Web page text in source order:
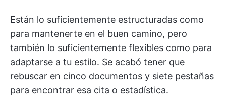
Están lo suficientemente estructuradas como
para mantenerte en el buen camino, pero
también lo suficientemente flexibles como para
adaptarse a tu estilo. Se acabó tener que
rebuscar en cinco documentos y siete pestañas
para encontrar esa cita o estadística.